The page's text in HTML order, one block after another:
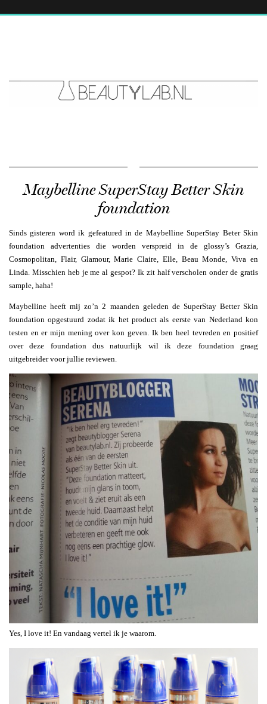
Maybelline SuperStay Better Skin
foundation
Sinds gisteren word ik gefeatured in de Maybelline SuperStay Beter Skin
foundation advertenties die worden verspreid in de glossy’s Grazia,
Cosmopolitan, Flair, Glamour, Marie Claire, Elle, Beau Monde, Viva en
Linda. Misschien heb je me al gespot? Ik zit half verscholen onder de gratis
sample, haha!
Maybelline heeft mij zo’n 2 maanden geleden de SuperStay Better Skin
foundation opgestuurd zodat ik het product als eerste van Nederland kon
testen en er mijn mening over kon geven. Ik ben heel tevreden en positief
over deze foundation dus natuurlijk wil ik deze foundation graag
uitgebreider voor jullie reviewen.
Yes, I love it! En vandaag vertel ik je waarom.